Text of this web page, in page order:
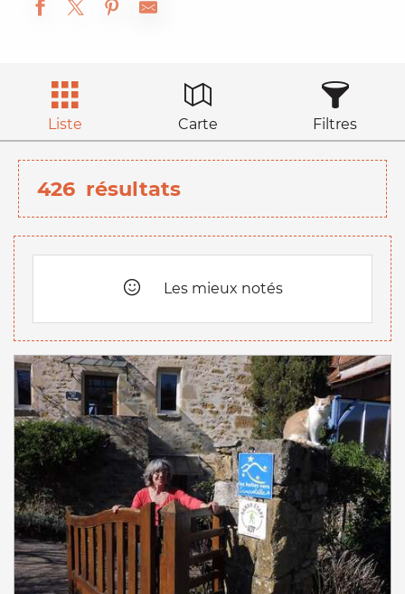
Liste Carte Filtres
426 résultats
Les mieux notés